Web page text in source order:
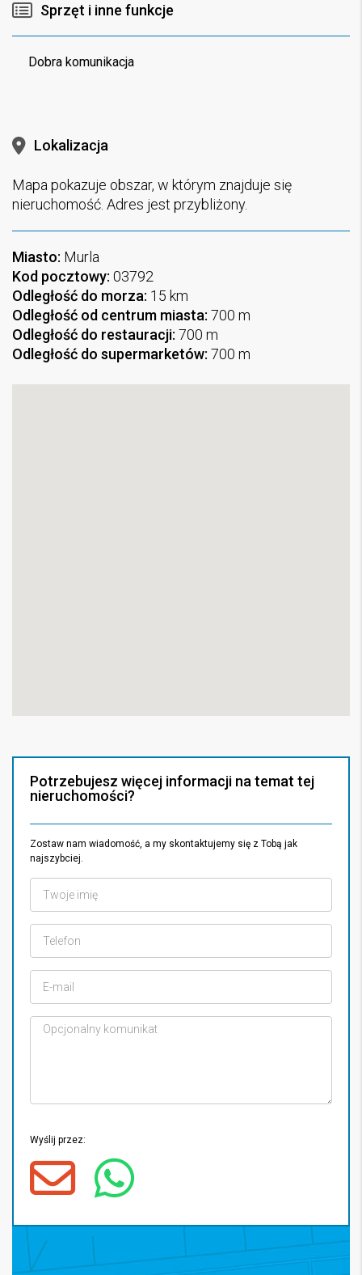
Sprzęt i inne funkcje
Dobra komunikacja
Lokalizacja
Mapa pokazuje obszar, w którym znajduje się
nieruchomość. Adres jest przybliżony.
Miasto: Murla
Kod pocztowy: 03792
Odległość do morza: 15 km
Odległość od centrum miasta: 700 m
Odległość do restauracji: 700 m
Odległość do supermarketów: 700 m
Potrzebujesz więcej informacji na temat tej
nieruchomości?
Zostaw nam wiadomość, a my skontaktujemy się z Tobą jak
najszybciej.
Wyślij przez: